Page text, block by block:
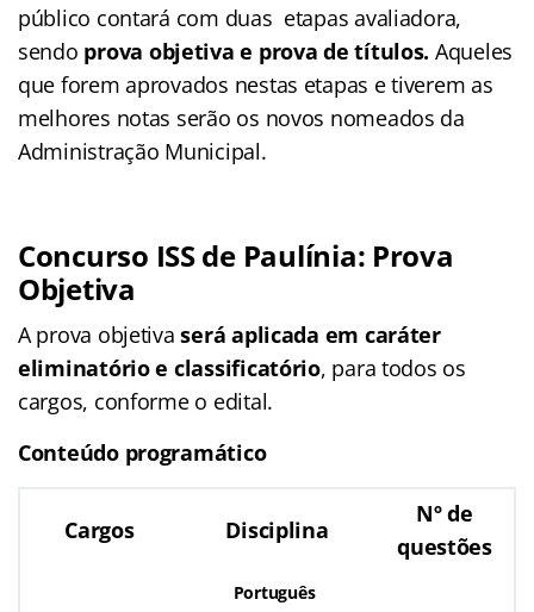
público contará com duas etapas avaliadora,
sendo prova objetiva e prova de títulos. Aqueles
que forem aprovados nestas etapas e tiverem as
melhores notas serão os novos nomeados da
Administração Municipal.
Concurso ISS de Paulínia: Prova
Objetiva
A prova objetivaserá aplicada em caráter
eliminatório e classificatório, para todos os
cargos, conforme o edital.
Conteúdo programático
Cargos Disciplina
Nº de
questões
Português